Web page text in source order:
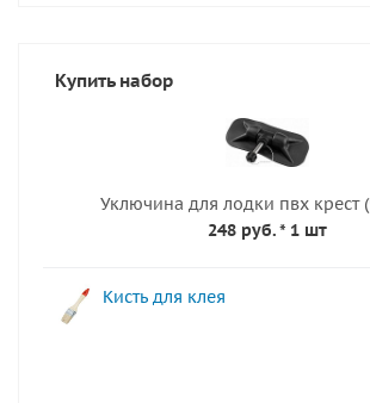
Купить набор
Уключина для лодки пвх крест
248 руб.* 1 шт
Кисть для клея